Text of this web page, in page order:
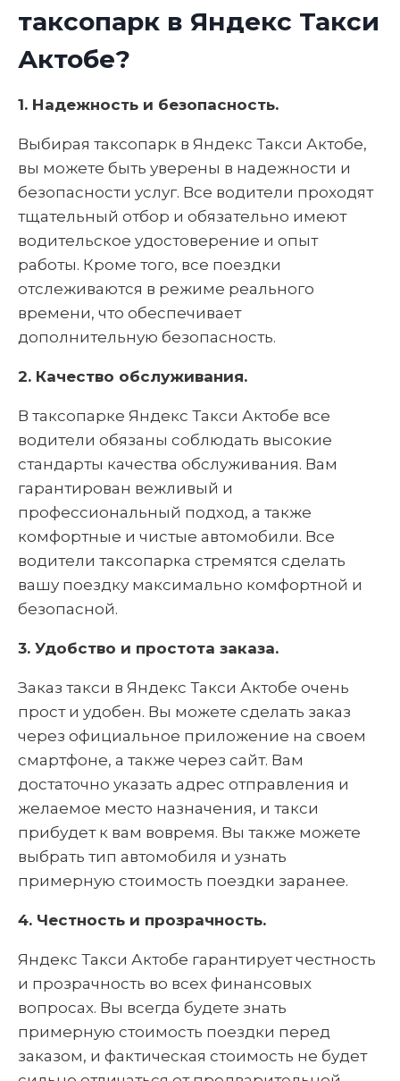
таксопарк в Яндекс Такси
Актобе?
1. Надежность и безопасность.
Выбирая таксопарк в Яндекс Такси Актобе,
вы можете быть уверены в надежности и
безопасности услуг. Все водители проходят
тщательный отбор и обязательно имеют
водительское удостоверение и опыт
работы. Кроме того, все поездки
отслеживаются в режиме реального
времени, что обеспечивает
дополнительную безопасность.
2. Качество обслуживания.
В таксопарке Яндекс Такси Актобе все
водители обязаны соблюдать высокие
стандарты качества обслуживания. Вам
гарантирован вежливый и
профессиональный подход, а также
комфортные и чистые автомобили. Все
водители таксопарка стремятся сделать
вашу поездку максимально комфортной и
безопасной.
3. Удобство и простота заказа.
Заказ такси в Яндекс Такси Актобе очень
прост и удобен. Вы можете сделать заказ
через официальное приложение на своем
смартфоне, а также через сайт. Вам
достаточно указать адрес отправления и
желаемое место назначения, и такси
прибудет к вам вовремя. Вы также можете
выбрать тип автомобиля и узнать
примерную стоимость поездки заранее.
4. Честность и прозрачность.
Яндекс Такси Актобе гарантирует честность
и прозрачность во всех финансовых
вопросах. Вы всегда будете знать
примерную стоимость поездки перед
заказом, и фактическая стоимость не будет